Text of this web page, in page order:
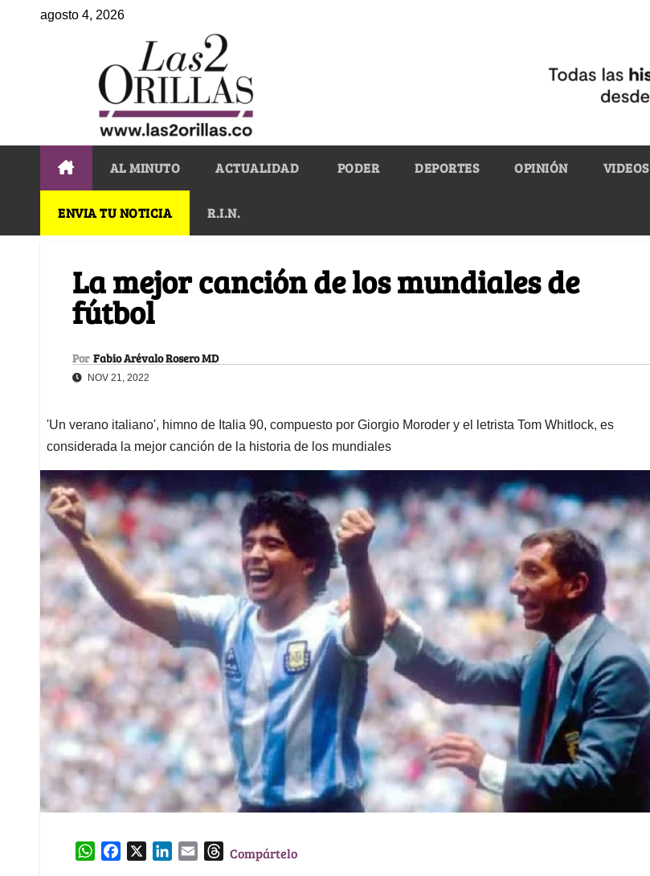
agosto 4, 2026
AL MINUTO ACTUALIDAD PODER DEPORTES OPINIÓN VIDEOS
ENVIA TU NOTICIA R.I.N.
La mejor canción de los mundiales de
fútbol
Por Fabio Arévalo Rosero MD
NOV 21, 2022
'Un verano italiano', himno de Italia 90, compuesto por Giorgio Moroder y el letrista Tom Whitlock, es
considerada la mejor canción de la historia de los mundiales
W
TCompártelo